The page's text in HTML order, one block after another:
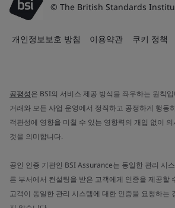
© The British Standards
개인정보보호 방침 이용약관 쿠키 정책
공평성은 BSI의 서비스 제공 방식을 좌우하는 원칙
거래와 모든 사업 운영에서 정직하고 공정하게 행동
객관성에 영향을 미칠 수 있는 영향력의 개입 없이
것을 의미합니다.
공인 인증 기관인 BSI Assurance는 동일한 관리 시
른 부서에서 컨설팅을 받은 고객에게 인증을 제공할
고객이 동일한 관리 시스템에 대한 인증을 요청하는